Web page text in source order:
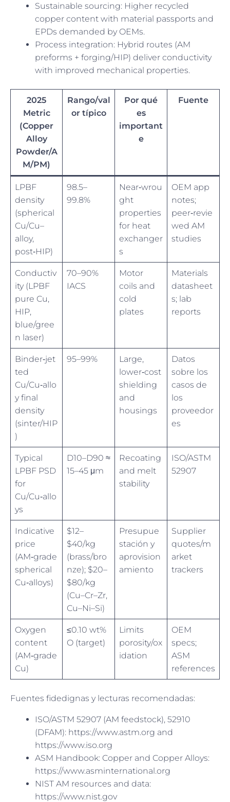
Sustainable sourcing: Higher recycled
copper content with material passports and
EPDs demanded by OEMs.
Process integration: Hybrid routes (AM
preforms + forging/HIP) deliver conductivity
with improved mechanical properties.
2025
Metric
(Copper
Alloy
Powder/A
M/PM)
Rango/val
or típico
Por qué
es
important
e
Fuente
LPBF
density
(spherical
Cu/Cu–
alloy,
post‑HIP)
98.5–
99.8%
Near‑wrou
ght
properties
for heat
exchanger
s
OEM app
notes;
peer‑revie
wed AM
studies
Conductiv
ity (LPBF
pure Cu,
HIP,
blue/gree
n laser)
70–90%
IACS
Motor
coils and
cold
plates
Materials
datasheet
s; lab
reports
Binder‑jet
ted
Cu/Cu‑allo
y final
density
(sinter/HIP
)
95–99%
Large,
lower‑cost
shielding
and
housings
Datos
sobre los
casos de
los
proveedor
es
Typical
LPBF PSD
for
Cu/Cu‑allo
ys
D10–D90 ≈
15–45 μm
Recoating
and melt
stability
ISO/ASTM
52907
Indicative
price
(AM‑grade
spherical
Cu‑alloys)
$12–
$40/kg
(brass/bro
nze); $20–
$80/kg
(Cu–Cr–Zr,
Cu–Ni–Si)
Presupue
stación y
aprovision
amiento
Supplier
quotes/m
arket
trackers
Oxygen
content
(AM‑grade
Cu)
≤0.10 wt%
O (target)
Limits
porosity/ox
idation
OEM
specs;
ASM
references
Fuentes fidedignas y lecturas recomendadas:
ISO/ASTM 52907 (AM feedstock), 52910
(DFAM): https://www.astm.org and
https://www.iso.org
ASM Handbook: Copper and Copper Alloys:
https://www.asminternational.org
NIST AM resources and data:
https://www.nist.gov